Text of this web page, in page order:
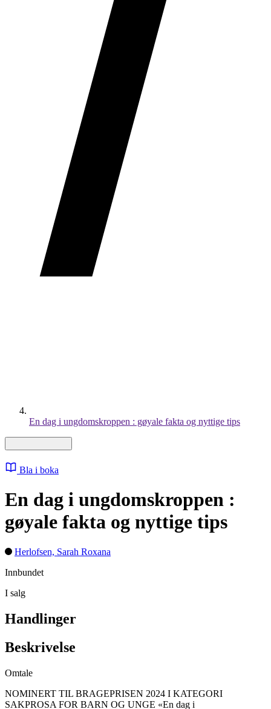
En dag i ungdomskroppen : gøyale fakta og nyttige tips
Bla i boka
En dag i ungdomskroppen :
gøyale fakta og nyttige tips
Herlofsen, Sarah Roxana
Innbundet
I salg
Handlinger
Beskrivelse
Omtale
NOMINERT TIL BRAGEPRISEN 2024 I KATEGORI
SAKPROSA FOR BARN OG UNGE «En dag i